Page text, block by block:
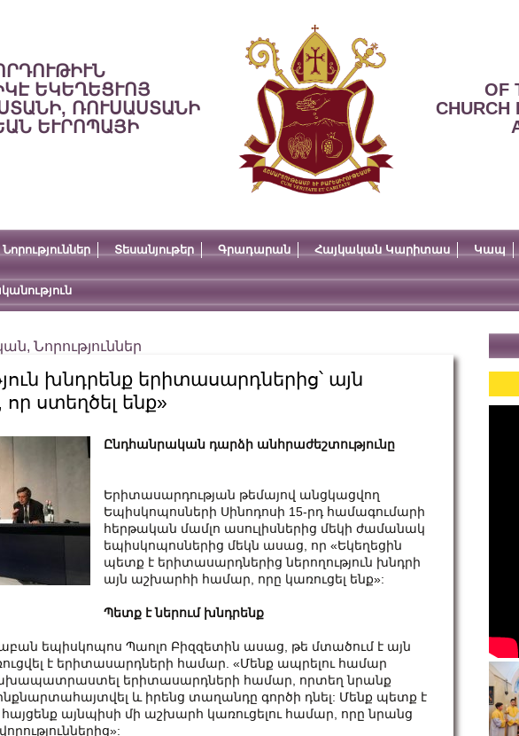
ԵԿԵՂԵՑՒՈՅ
ՌՈՒՍԱՍՏԱՆԻ
ԵՒՐՈՊԱՅԻ
OF
CHURCH
Նորություններ Տեսանյութեր Գրադարան Հայկական Կարիտաս Կապ
, Նորություններ
խնդրենք երիտասարդներից՝ այն
ստեղծել ենք»
Ընդհանրական դարձի անհրաժեշտությունը
Երիտասարդության թեմայով անցկացվող
Եպիսկոպոսների Սինոդոսի 15-րդ համագումարի
հերթական մամլո ասուլիսներից մեկի ժամանակ
եպիսկոպոսներից մեկն ասաց, որ «Եկեղեցին
պետք է երիտասարդներից ներողություն խնդրի
այն աշխարհի համար, որը կառուցել ենք»:
Պետք է ներում խնդրենք
եպիսկոպոս Պաոլո Բիզզետին ասաց, թե մտածում է այն
է երիտասարդների համար. «Մենք ապրելու համար
երիտասարդների համար, որտեղ նրանք
և իրենց տաղանդը գործի դնել: Մենք պետք է
այնպիսի մի աշխարհ կառուցելու համար, որը նրանց